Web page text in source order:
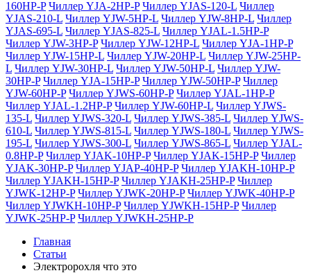
160HP-P Чиллер YJA-2HP-P Чиллер YJAS-120-L Чиллер
YJAS-210-L Чиллер YJW-5HP-L Чиллер YJW-8HP-L Чиллер
YJAS-695-L Чиллер YJAS-825-L Чиллер YJAL-1.5HP-P
Чиллер YJW-3HP-P Чиллер YJW-12HP-L Чиллер YJA-1HP-P
Чиллер YJW-15HP-L Чиллер YJW-20HP-L Чиллер YJW-25HP-
L Чиллер YJW-30HP-L Чиллер YJW-50HP-L Чиллер YJW-
30HP-P Чиллер YJA-15HP-P Чиллер YJW-50HP-P Чиллер
YJW-60HP-P Чиллер YJWS-60HP-P Чиллер YJAL-1HP-P
Чиллер YJAL-1.2HP-P Чиллер YJW-60HP-L Чиллер YJWS-
135-L Чиллер YJWS-320-L Чиллер YJWS-385-L Чиллер YJWS-
610-L Чиллер YJWS-815-L Чиллер YJWS-180-L Чиллер YJWS-
195-L Чиллер YJWS-300-L Чиллер YJWS-865-L Чиллер YJAL-
0.8HP-P Чиллер YJAK-10HP-P Чиллер YJAK-15HP-P Чиллер
YJAK-30HP-P Чиллер YJAP-40HP-P Чиллер YJAKH-10HP-P
Чиллер YJAKH-15HP-P Чиллер YJAKH-25HP-P Чиллер
YJWK-12HP-P Чиллер YJWK-20HP-P Чиллер YJWK-40HP-P
Чиллер YJWKH-10HP-P Чиллер YJWKH-15HP-P Чиллер
YJWK-25HP-P Чиллер YJWKH-25HP-P
Главная
Статьи
Электророхля что это